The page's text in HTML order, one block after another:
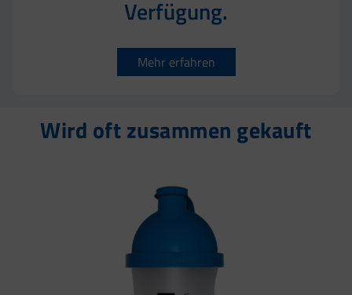
Verfügung.
Mehr erfahren
Wird oft zusammen gekauft